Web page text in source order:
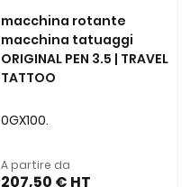
macchina rotante
macchina tatuaggi
ORIGINAL PEN 3.5 | TRAVEL
TATTOO
0GX100.
A partire da
207,50 €